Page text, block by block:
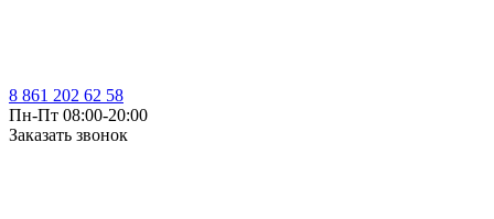
8 861 202 62 58
Пн-Пт 08:00-20:00
Заказать звонок